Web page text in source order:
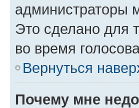
администраторы
Это сделано для
во время
Вернуться
Почему мне